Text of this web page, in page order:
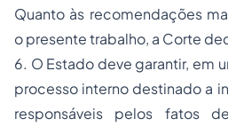
Quanto às recomendações
o presente trabalho, a Corte
6. O Estado deve garantir, em
processo interno destinado a
responsáveis pelos fatos